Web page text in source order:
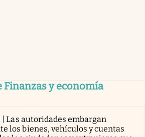
Finanzas y economía
Las autoridades embargan
los bienes, vehículos y cuentas